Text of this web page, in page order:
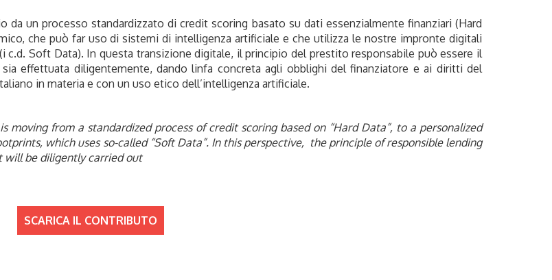
un processo standardizzato di credit scoring basato su dati essenzialmente finanziari (Hard
che può far uso di sistemi di intelligenza artificiale e che utilizza le nostre impronte digitali
c.d. Soft Data). In questa transizione digitale, il principio del prestito responsabile può essere il
effettuata diligentemente, dando linfa concreta agli obblighi del finanziatore e ai diritti del
in materia e con un uso etico dell’intelligenza artificiale.
from a standardized process of credit scoring based on “Hard Data”, to a personalized
which uses so-called “Soft Data”. In this perspective, the principle of responsible lending
will be diligently carried out
SCARICA IL CONTRIBUTO